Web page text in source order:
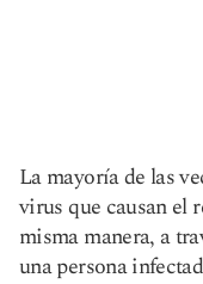
La mayoría de las
virus que causan el
misma manera, a
una persona